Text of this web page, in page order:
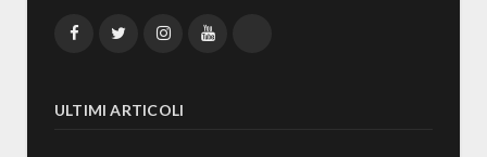
FacebookTwitterInstagramYouTube
ULTIMI ARTICOLI